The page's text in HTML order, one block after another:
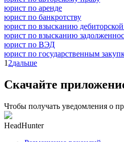
юрист по аренде
юрист по банкротству
юрист по взысканию
юрист по взысканию
юрист по ВЭД
юрист по государственным
1 2дальше
Скачайте
Чтобы получать уведомления о
HeadHunter